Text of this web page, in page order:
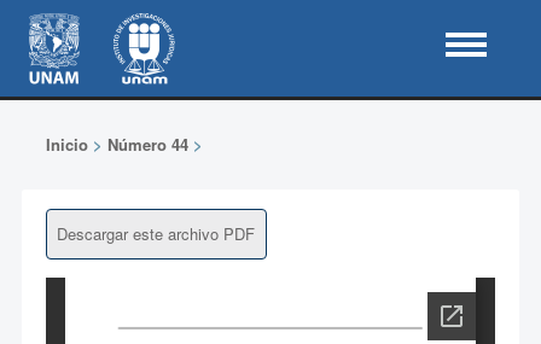
Inicio> Número 44>
Descargar este archivo PDF